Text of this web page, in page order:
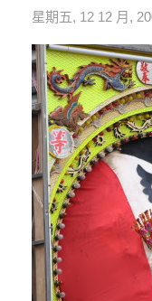
星期五, 12 12 月,